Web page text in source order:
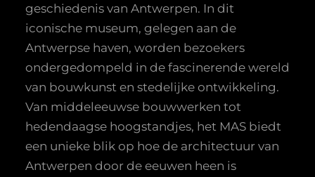
geschiedenis van Antwerpen. In dit
iconische museum, gelegen aan de
Antwerpse haven, worden bezoekers
ondergedompeld in de fascinerende wereld
van bouwkunst en stedelijke ontwikkeling.
Van middeleeuwse bouwwerken tot
hedendaagse hoogstandjes, het MAS biedt
een unieke blik op hoe de architectuur van
Antwerpen door de eeuwen heen is